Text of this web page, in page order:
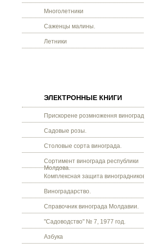
Многолетники
Саженцы малины.
Летники
ЭЛЕКТРОННЫЕ КНИГИ
Прискорене розмноження винограду.
Садовые розы.
Столовые сорта винограда.
Сортимент винограда республики
Молдова.
Комплексная защита виноградников.
Виноградарство.
Справочник винограда Молдавии.
"Садоводство" № 7, 1977 год.
Азбука